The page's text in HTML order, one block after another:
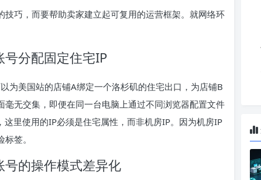
巧，而要帮助卖家建立起可复用的运营框架。就网络环
分配固定住宅IP
为美国站的店铺A绑定一个洛杉矶的住宅出口，为店铺B
无交集，即便在同一台电脑上通过不同浏览器配置文件
里使用的IP必须是住宅属性，而非机房IP。因为机房IP
签。
的操作模式差异化